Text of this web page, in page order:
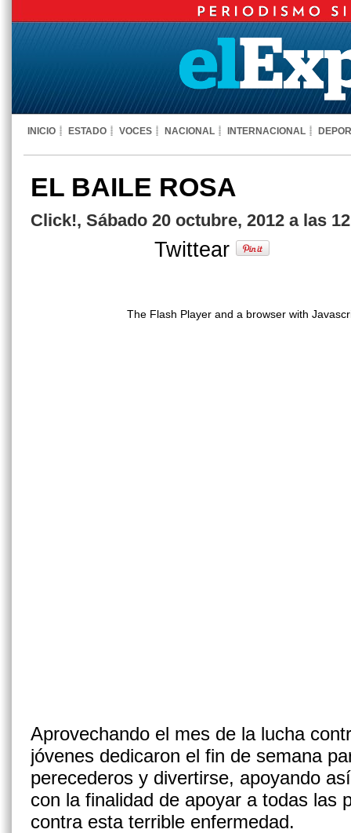
INICIO ESTADO VOCES NACIONAL INTERNACIONAL
EL BAILE ROSA
Click!, Sábado 20 octubre, 2012 a las
Twittear
The Flash Player and a browser with
Aprovechando el mes de la lucha
jóvenes dedicaron el fin de semana
perecederos y divertirse, apoyando
con la finalidad de apoyar a todas las
contra esta terrible enfermedad.